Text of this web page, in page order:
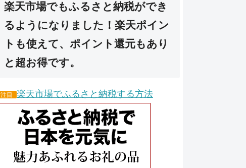
楽天市場でもふるさと納税ができ
るようになりました！楽天ポイン
トも使えて、ポイント還元もあり
と超お得です。
注目 楽天市場でふるさと納税する方法